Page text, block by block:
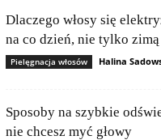
Dlaczego włosy się
na co dzień, nie tylko zimą
Pielęgnacja włosów Halina
Sposoby na szybkie
nie chcesz myć głowy